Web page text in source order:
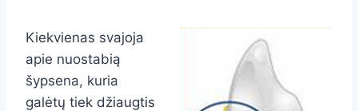
Kiekvienas svajoja
apie nuostabią
šypsena, kuria
galėtų tiek džiaugtis